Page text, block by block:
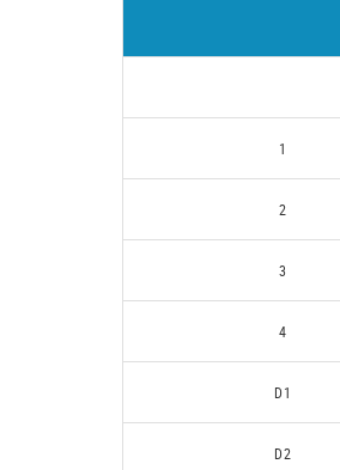
1
2
3
4
D1
D2